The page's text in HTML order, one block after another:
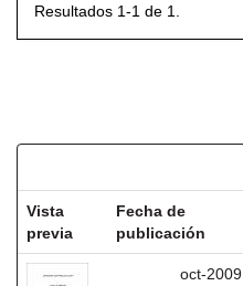
Resultados 1-1 de 1.
Vista
previa
Fecha de
publicación
oct-2009